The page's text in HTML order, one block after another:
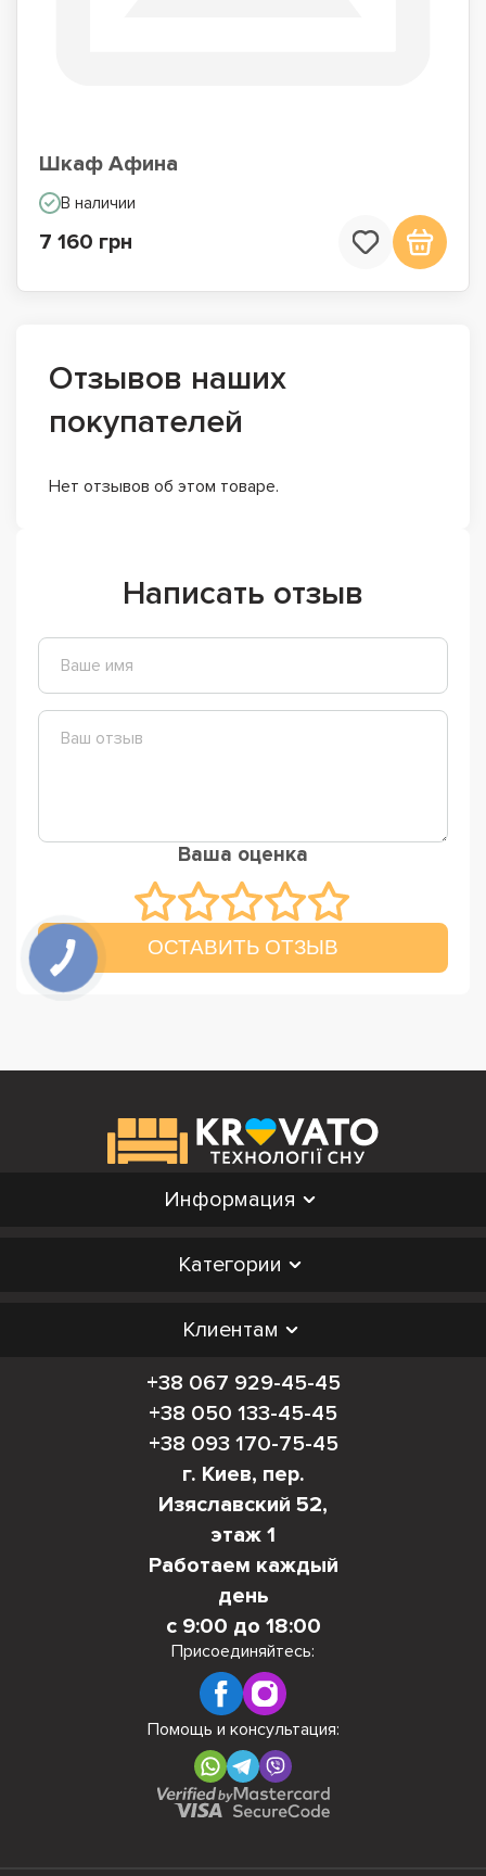
Шкаф Афина
В наличии
7 160 грн
Отзывов наших
покупателей
Нет отзывов об этом товаре.
Написать отзыв
Ваша оценка
ОСТАВИТЬ ОТЗЫВ
Информация
Категории
Клиентам
+38 067 929-45-45
+38 050 133-45-45
+38 093 170-75-45
г. Киев, пер.
Изяславский 52,
этаж 1
Работаем каждый
день
с 9:00 до 18:00
Присоединяйтесь:
Помощь и консультация: